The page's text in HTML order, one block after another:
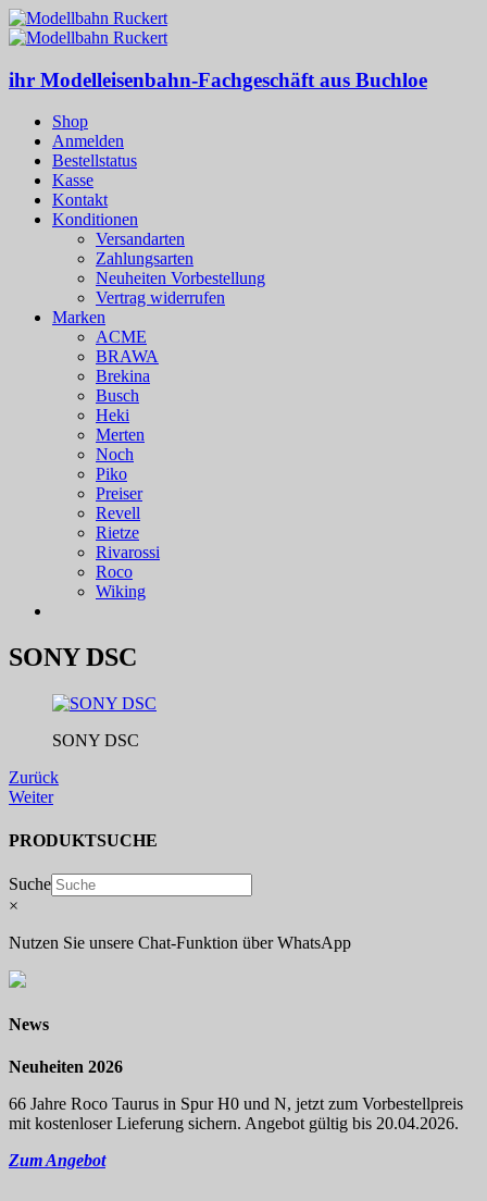
ihr Modelleisenbahn-Fachgeschäft aus Buchloe
Shop
Anmelden
Bestellstatus
Kasse
Kontakt
Konditionen
Versandarten
Zahlungsarten
Neuheiten Vorbestellung
Vertrag widerrufen
Marken
ACME
BRAWA
Brekina
Busch
Heki
Merten
Noch
Piko
Preiser
Revell
Rietze
Rivarossi
Roco
Wiking
SONY DSC
SONY DSC
Zurück
Weiter
PRODUKTSUCHE
Suche
×
Nutzen Sie unsere Chat-Funktion über WhatsApp
News
Neuheiten 2026
66 Jahre Roco Taurus in Spur H0 und N, jetzt zum Vorbestellpreis
mit kostenloser Lieferung sichern. Angebot gültig bis 20.04.2026.
Zum Angebot